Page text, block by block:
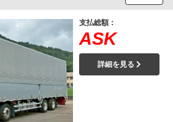
支払総額：
ASK
詳細を見る